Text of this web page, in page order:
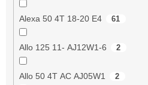
Alexa 50 4T 18-20 E4 61
Allo 125 11- AJ12W1-6 2
Allo 50 4T AC AJ05W1 2